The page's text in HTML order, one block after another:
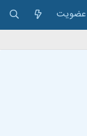
عضویت